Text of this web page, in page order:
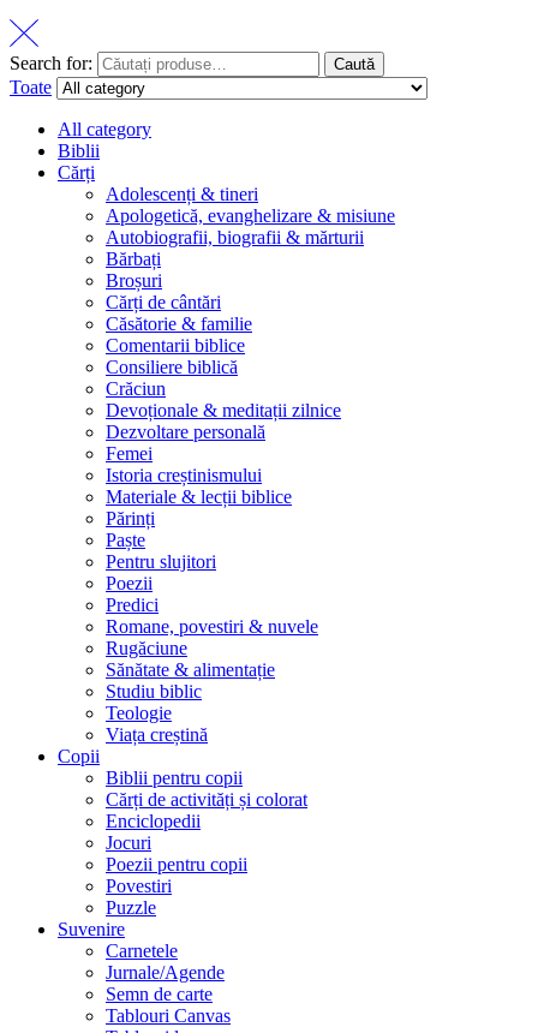
Search for: Caută
Toate
All category
Biblii
Cărți
Adolescenți & tineri
Apologetică, evanghelizare & misiune
Autobiografii, biografii & mărturii
Bărbați
Broșuri
Cărți de cântări
Căsătorie & familie
Comentarii biblice
Consiliere biblică
Crăciun
Devoționale & meditații zilnice
Dezvoltare personală
Femei
Istoria creștinismului
Materiale & lecții biblice
Părinți
Paște
Pentru slujitori
Poezii
Predici
Romane, povestiri & nuvele
Rugăciune
Sănătate & alimentație
Studiu biblic
Teologie
Viața creștină
Copii
Biblii pentru copii
Cărți de activități și colorat
Enciclopedii
Jocuri
Poezii pentru copii
Povestiri
Puzzle
Suvenire
Carnetele
Jurnale/Agende
Semn de carte
Tablouri Canvas